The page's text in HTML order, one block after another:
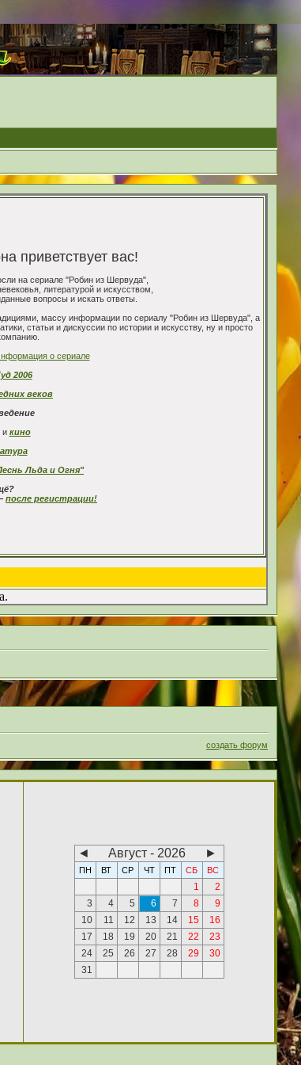
приветствует вас!
на сериале "Робин из Шервуда",
литературой и искусством,
вопросы и искать ответы.
массу информации по сериалу "Робин из Шервуда", а
статьи и дискуссии по истории и искусству, ну и просто
о сериале
2006
веков
и кино
Льда и Огня"
после регистрации!
создать форум
◄ Август - 2026 ►
ПН ВТ СР ЧТ ПТ СБ ВС
1
2
3
4 5 6 7 8
9
10
11 12 13 14 15
16
17
18 19 20 21 22
23
24
25 26 27 28 29
30
31